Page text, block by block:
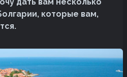
которые вам,